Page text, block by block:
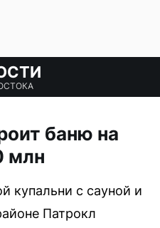
баню на
млн
купальни с сауной и
Патрокл